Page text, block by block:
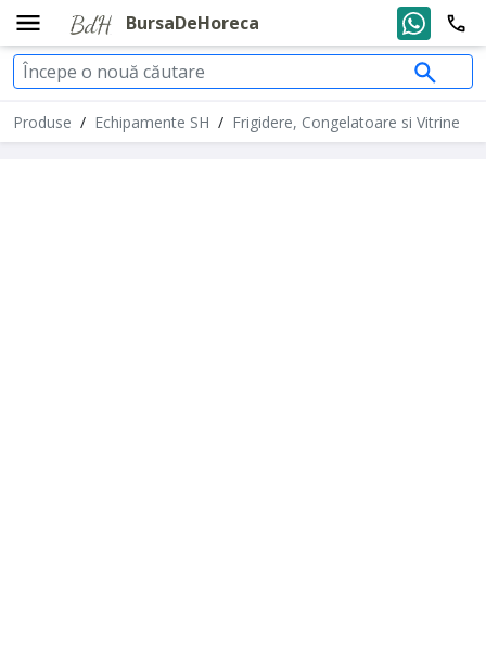
BursaDeHoreca
Produse / Echipamente SH / Frigidere, Congelatoare si Vitrine